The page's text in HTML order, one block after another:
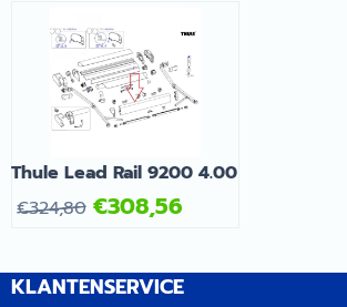
Thule Lead Rail 9200 4.00
€324,80 €308,56
KLANTENSERVICE